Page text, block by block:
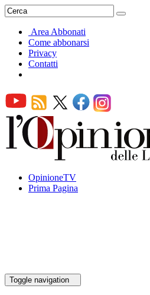
Area Abbonati
Come abbonarsi
Privacy
Contatti
OpinioneTV
Prima Pagina
Toggle navigation